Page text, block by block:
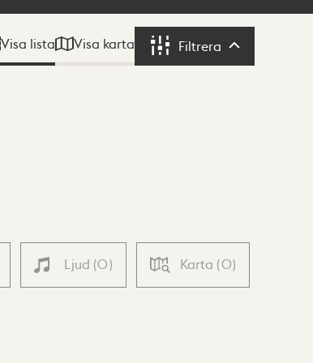
Visa lista Visa karta Filtrera Filtrera
Ljud (0) Karta (0)